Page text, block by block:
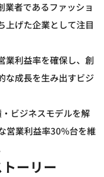
業者であるファッショ
上げた企業として注目
業利益率を確保し、創
な成長を生み出すビジ
ビジネスモデルを解
営業利益率30%台を維
ーリー